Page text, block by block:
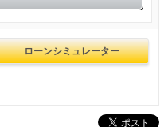
ローンシミュレーター